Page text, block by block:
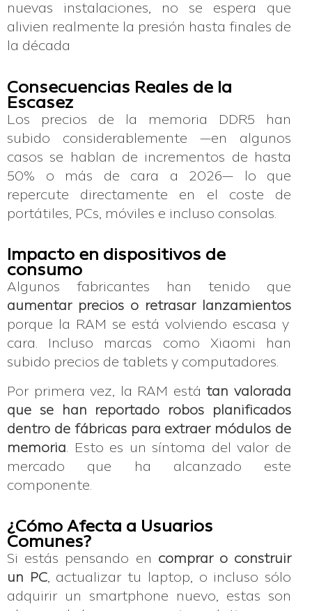
nuevas instalaciones, no se espera que
alivien realmente la presión hasta finales de
la década
Consecuencias Reales de la
Escasez
Los precios de la memoria DDR5 han
subido considerablemente —en algunos
casos se hablan de incrementos de hasta
50% o más de cara a 2026— lo que
repercute directamente en el coste de
portátiles, PCs, móviles e incluso consolas.
Impacto en dispositivos de
consumo
Algunos fabricantes han tenido que
aumentar precios o retrasar lanzamientos
porque la RAM se está volviendo escasa y
cara. Incluso marcas como Xiaomi han
subido precios de tablets y computadores.
Por primera vez, la RAM estátan valorada
que se han reportado robos planificados
dentro de fábricas para extraer módulos de
memoria. Esto es un síntoma del valor de
mercado que ha alcanzado este
componente.
¿Cómo Afecta a Usuarios
Comunes?
Si estás pensando en comprar o construir
un PC, actualizar tu laptop, o incluso sólo
adquirir un smartphone nuevo, estas son